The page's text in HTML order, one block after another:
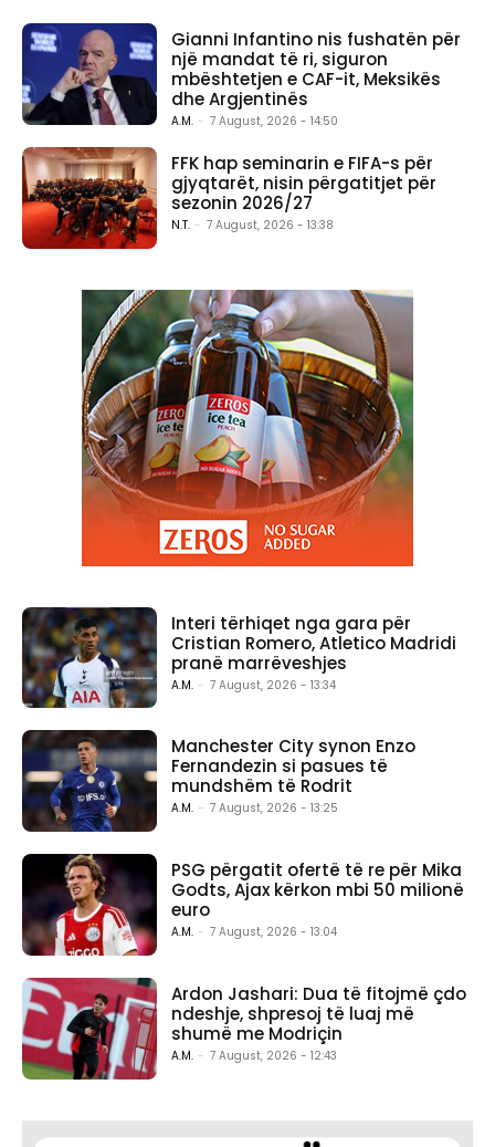
Gianni Infantino nis fushatën për
një mandat të ri, siguron
mbështetjen e CAF-it, Meksikës
dhe Argjentinës
A.M. - 7 August, 2026 - 14:50
FFK hap seminarin e FIFA-s për
gjyqtarët, nisin përgatitjet për
sezonin 2026/27
N.T. - 7 August, 2026 - 13:38
Interi tërhiqet nga gara për
Cristian Romero, Atletico Madridi
pranë marrëveshjes
A.M. - 7 August, 2026 - 13:34
Manchester City synon Enzo
Fernandezin si pasues të
mundshëm të Rodrit
A.M. - 7 August, 2026 - 13:25
PSG përgatit ofertë të re për Mika
Godts, Ajax kërkon mbi 50 milionë
euro
A.M. - 7 August, 2026 - 13:04
Ardon Jashari: Dua të fitojmë çdo
ndeshje, shpresoj të luaj më
shumë me Modriçin
A.M. - 7 August, 2026 - 12:43